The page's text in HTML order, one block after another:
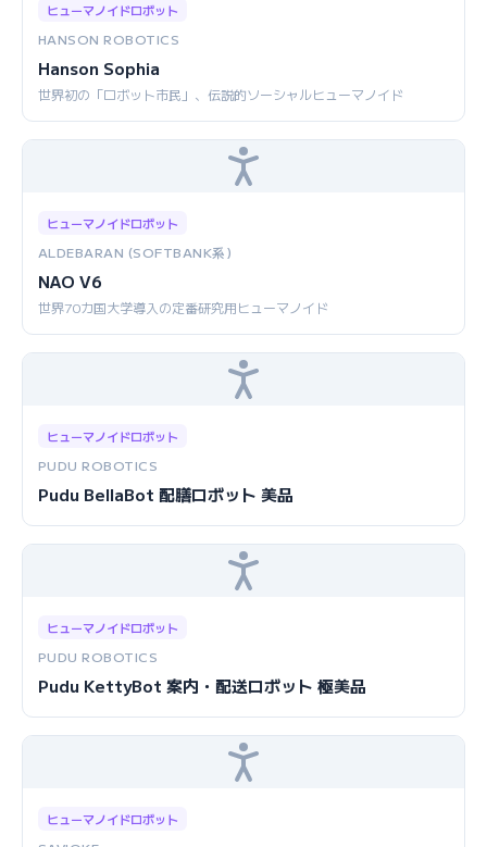
ヒューマノイドロボット
HANSON ROBOTICS
Hanson Sophia
世界初の「ロボット市民」、伝説的ソーシャルヒューマノイド
ヒューマノイドロボット
ALDEBARAN (SOFTBANK系)
NAO V6
世界70カ国大学導入の定番研究用ヒューマノイド
ヒューマノイドロボット
PUDU ROBOTICS
Pudu BellaBot 配膳ロボット 美品
ヒューマノイドロボット
PUDU ROBOTICS
Pudu KettyBot 案内・配送ロボット 極美品
ヒューマノイドロボット